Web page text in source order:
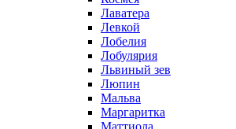
Лаватера
Левкой
Лобелия
Лобулярия
Львиный зев
Люпин
Мальва
Маргаритка
Маттиола